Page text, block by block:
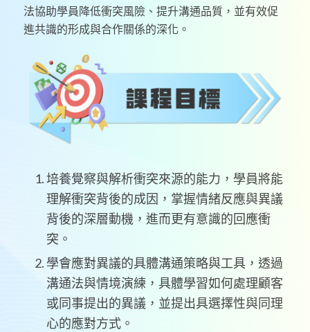
法協助學員降低衝突風險、提升溝通品質，並有效促
進共識的形成與合作關係的深化。
培養覺察與解析衝突來源的能力，學員將能
理解衝突背後的成因，掌握情緒反應與異議
背後的深層動機，進而更有意識的回應衝
突。
學會應對異議的具體溝通策略與工具，透過
溝通法與情境演練，具體學習如何處理顧客
或同事提出的異議，並提出具選擇性與同理
心的應對方式。